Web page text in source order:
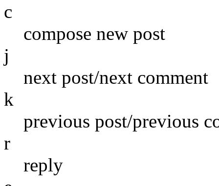
c
compose new post
j
next post/next comment
k
previous post/previous
r
reply